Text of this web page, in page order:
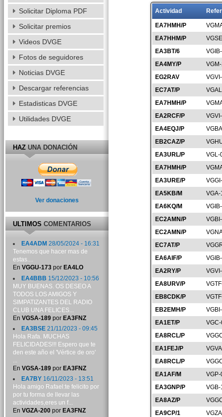
Actividad
EA7HMH/P
EA7HHM/P
EA3BT/6
EA4MY/P
EG2RAV
EC7AT/P
EA7HMH/P
EA2RCF/P
EA4EQJ/P
EB2CAZ/P
EA3URL/P
VGL-
EA7HMH/P
EA3URE/P
EA5KB/M
EA6KQ/M
EC2AMN/P
EC2AMN/P
EC7AT/P
EA6AIF/P
EA2RY/P
EA8URV/P
EB8CDK/P
EB2EMH/P
EA1ET/P
EA8RCL/P
EA1FEJ/P
EA8RCL/P
EA1AF/M
EA3GNP/P
EA8AZ/P
EA9CP/1
Solicitar Diploma PDF
Solicitar premios
Videos DVGE
Fotos de seguidores
Noticias DVGE
Descargar referencias
Estadisticas DVGE
Utilidades DVGE
HAZUNA DONACIÓN
Ver donaciones
ULTIMOSCOMENTARIOS
EA4ADM 28/05/2024 - 16:31
Tenemos que hacer mas de
estas....
En VGGU-173por EA4LO
EA4BBB 15/12/2023 - 10:56
MUY BUENAS. OS DESEO A
TODOS LOS AMIGOS Y
SIMPATIZANTES DEL RADIO
CLUB UNA FELICES...
En VGSA-189por EA3FNZ
EA3BSE21/11/2023 - 09:45
Hola Rafa. MUCHAS
FELICIDADES!!! Espero que te
den este año el 'Vértice de oro'
...
En VGSA-189por EA3FNZ
EA7BY16/11/2023 - 13:51
Hola amigo Rafael:te felicito por
por tu forma de llevar las
actividades,eres un f...
En VGZA-200por EA3FNZ